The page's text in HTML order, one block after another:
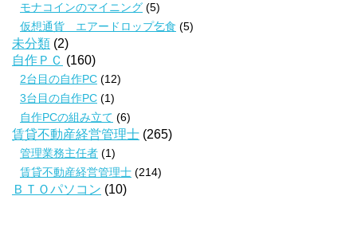
モナコインのマイニング (5)
仮想通貨 エアードロップ乞食 (5)
未分類 (2)
自作ＰＣ (160)
2台目の自作PC (12)
3台目の自作PC (1)
自作PCの組み立て (6)
賃貸不動産経営管理士 (265)
管理業務主任者 (1)
賃貸不動産経営管理士 (214)
ＢＴＯパソコン (10)